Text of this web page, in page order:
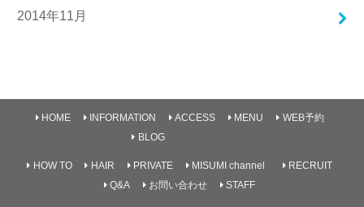
2014年11月
HOME INFORMATION ACCESS MENU
WEB予約
BLOG
HOW TO HAIR PRIVATE MISUMI channel
RECRUIT
Q&A
お問い合わせ STAFF